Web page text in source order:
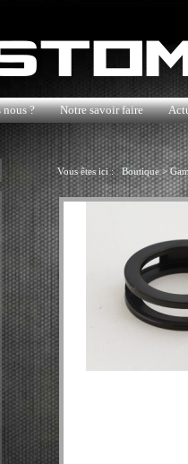
nous ? Notre savoir faire
Vous êtes ici :Boutique>